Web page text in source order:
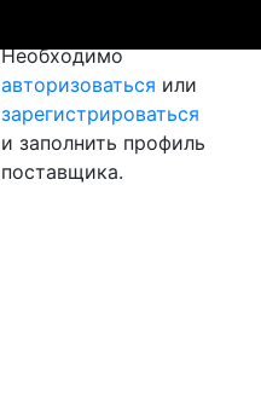
Необходимо
авторизоваться или
зарегистрироваться
и заполнить профиль
поставщика.